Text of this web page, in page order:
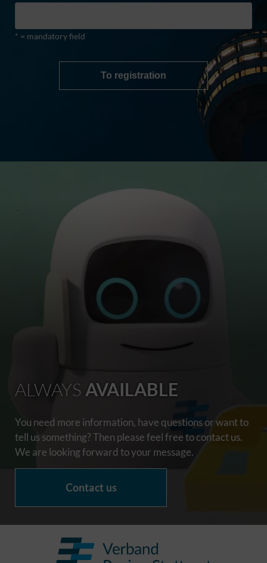
* = mandatory field
To registration
ALWAYS AVAILABLE
You need more information, have questions or want to
tell us something? Then please feel free to contact us.
We are looking forward to your message.
Contact us